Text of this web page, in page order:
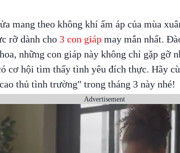
mang theo không khí ấm áp của mùa
rỡ dành cho 3 con giáp may mắn nhất.
những con giáp này không chỉ gặp gỡ
cơ hội tìm thấy tình yêu đích thực. Hãy
thủ tình trường" trong tháng 3 này nhé!
Advertisement